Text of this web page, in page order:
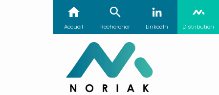
Accueil Rechercher LinkedIn Distribution